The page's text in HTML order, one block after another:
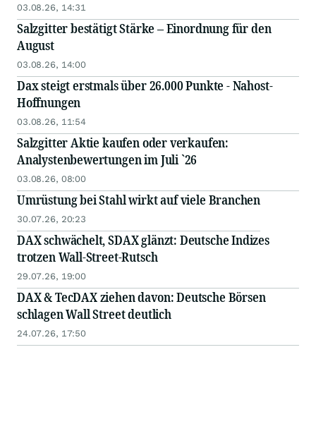
03.08.26, 14:31
Salzgitter bestätigt Stärke – Einordnung für den
August
03.08.26, 14:00
Dax steigt erstmals über 26.000 Punkte - Nahost-
Hoffnungen
03.08.26, 11:54
Salzgitter Aktie kaufen oder verkaufen:
Analystenbewertungen im Juli `26
03.08.26, 08:00
Umrüstung bei Stahl wirkt auf viele Branchen
30.07.26, 20:23
DAX schwächelt, SDAX glänzt: Deutsche Indizes
trotzen Wall-Street-Rutsch
29.07.26, 19:00
DAX & TecDAX ziehen davon: Deutsche Börsen
schlagen Wall Street deutlich
24.07.26, 17:50